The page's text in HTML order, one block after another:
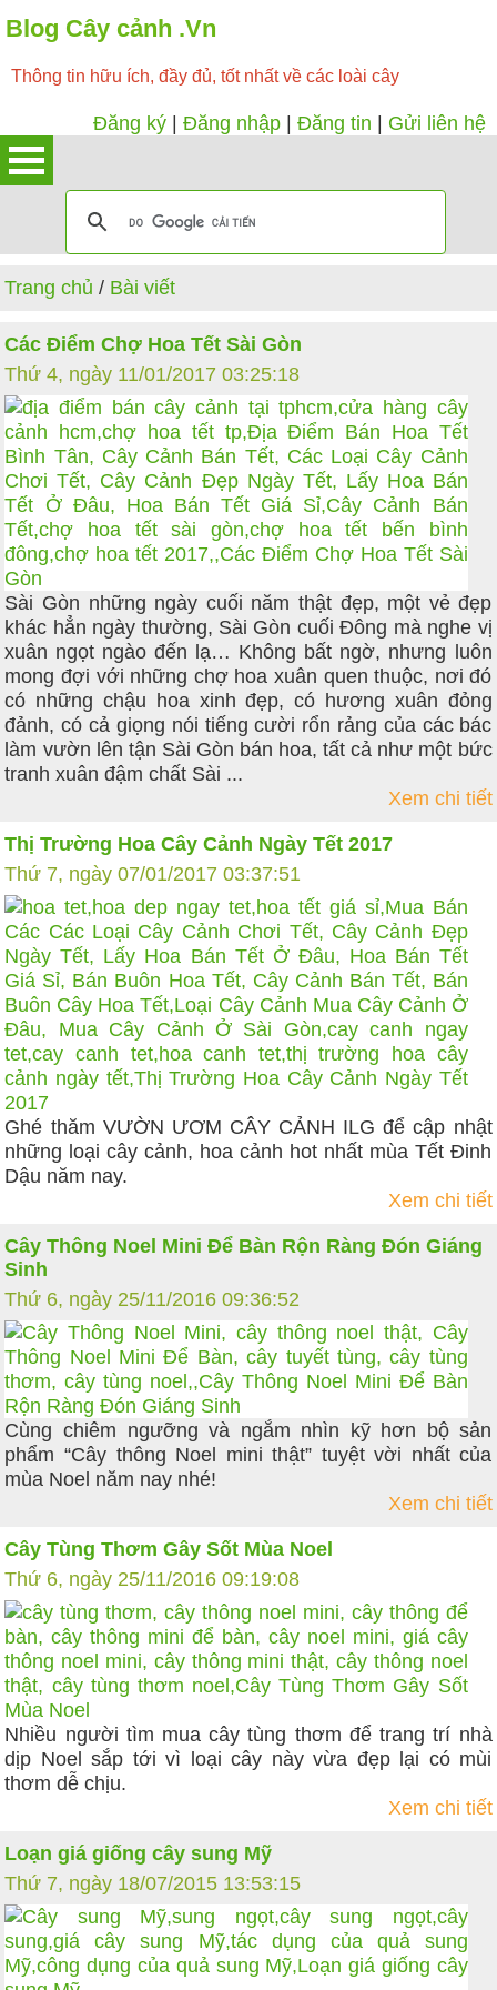
Blog Cây cảnh .Vn
Thông tin hữu ích, đầy đủ, tốt nhất về các loài cây
Đăng ký Đăng nhập Đăng tin Gửi liên hệ
Trang chủ / Bài viết
Các Điểm Chợ Hoa Tết Sài Gòn
Thứ 4, ngày 11/01/2017 03:25:18
Sài Gòn những ngày cuối năm thật đẹp, một vẻ đẹp
khác hẳn ngày thường, Sài Gòn cuối Đông mà nghe vị
xuân ngọt ngào đến lạ… Không bất ngờ, nhưng luôn
mong đợi với những chợ hoa xuân quen thuộc, nơi đó
có những chậu hoa xinh đẹp, có hương xuân đỏng
đảnh, có cả giọng nói tiếng cười rổn rảng của các bác
làm vườn lên tận Sài Gòn bán hoa, tất cả như một bức
tranh xuân đậm chất Sài ...
Xem chi tiết
Thị Trường Hoa Cây Cảnh Ngày Tết 2017
Thứ 7, ngày 07/01/2017 03:37:51
Ghé thăm VƯỜN ƯƠM CÂY CẢNH ILG để cập nhật
những loại cây cảnh, hoa cảnh hot nhất mùa Tết Đinh
Dậu năm nay.
Xem chi tiết
Cây Thông Noel Mini Để Bàn Rộn Ràng Đón Giáng
Sinh
Thứ 6, ngày 25/11/2016 09:36:52
Cùng chiêm ngưỡng và ngắm nhìn kỹ hơn bộ sản
phẩm “Cây thông Noel mini thật” tuyệt vời nhất của
mùa Noel năm nay nhé!
Xem chi tiết
Cây Tùng Thơm Gây Sốt Mùa Noel
Thứ 6, ngày 25/11/2016 09:19:08
Nhiều người tìm mua cây tùng thơm để trang trí nhà
dịp Noel sắp tới vì loại cây này vừa đẹp lại có mùi
thơm dễ chịu.
Xem chi tiết
Loạn giá giống cây sung Mỹ
Thứ 7, ngày 18/07/2015 13:53:15